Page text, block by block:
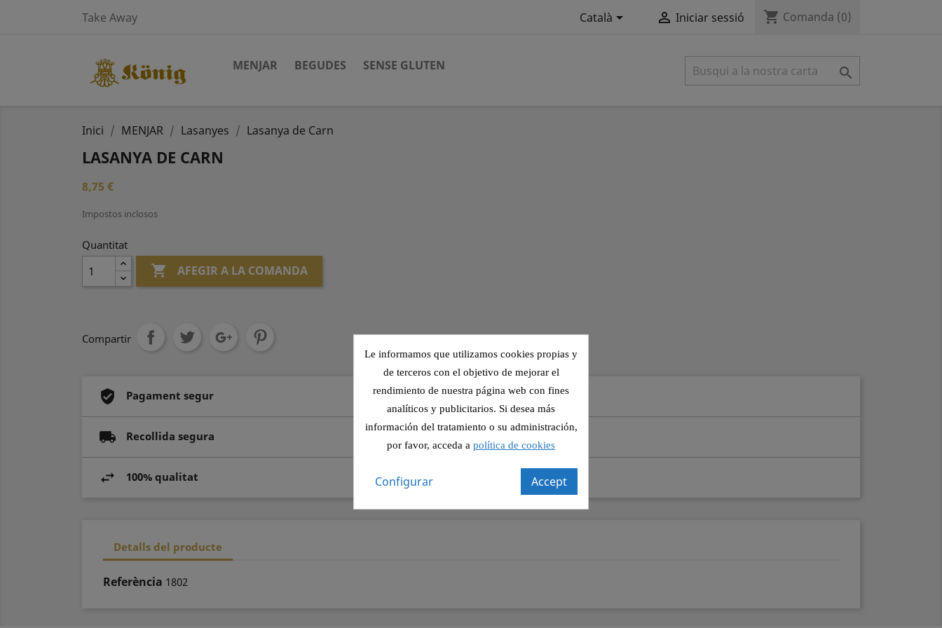
Take Away Català  Iniciar sessió shopping_cart Comanda (0)
MENJAR BEGUDES SENSE GLUTEN 
Inici MENJAR Lasanyes Lasanya de Carn
LASANYA DE CARN
8,75 €
Impostos inclosos
Quantitat
 AFEGIR A LA COMANDA
Compartir
Pagament segur
Recollida segura
100% qualitat
Detalls del producte
Referència 1802
Le informamos que utilizamos cookies propias y
de terceros con el objetivo de mejorar el
rendimiento de nuestra página web con fines
analíticos y publicitarios. Si desea más
información del tratamiento o su administración,
por favor, acceda a política de cookies
Accept
Configurar